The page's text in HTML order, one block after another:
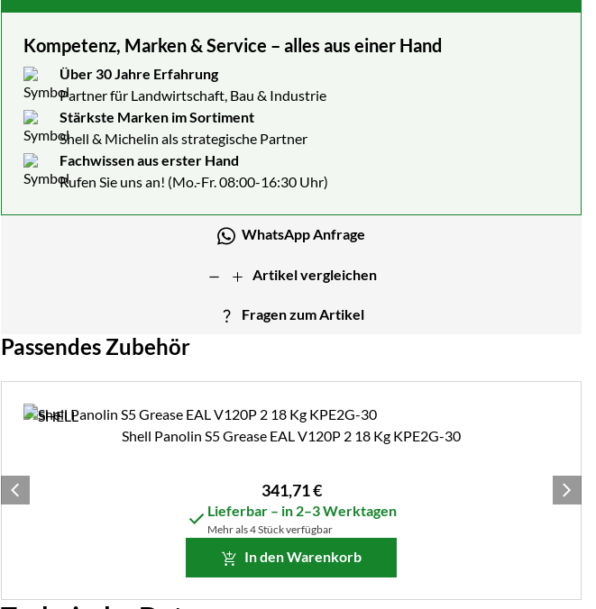
Kompetenz, Marken & Service – alles aus einer Hand
Über 30 Jahre Erfahrung
Partner für Landwirtschaft, Bau & Industrie
Stärkste Marken im Sortiment
Shell & Michelin als strategische Partner
Fachwissen aus erster Hand
Rufen Sie uns an! (Mo.-Fr. 08:00-16:30 Uhr)
WhatsApp Anfrage
Artikel vergleichen
Fragen zum Artikel
Passendes Zubehör
Zubehör überspringen
Shell Panolin S5 Grease EAL V120P 2 18 Kg KPE2G-30
341,71€
Lieferbar – in 2–3 Werktagen
Mehr als 4 Stück verfügbar
In den Warenkorb